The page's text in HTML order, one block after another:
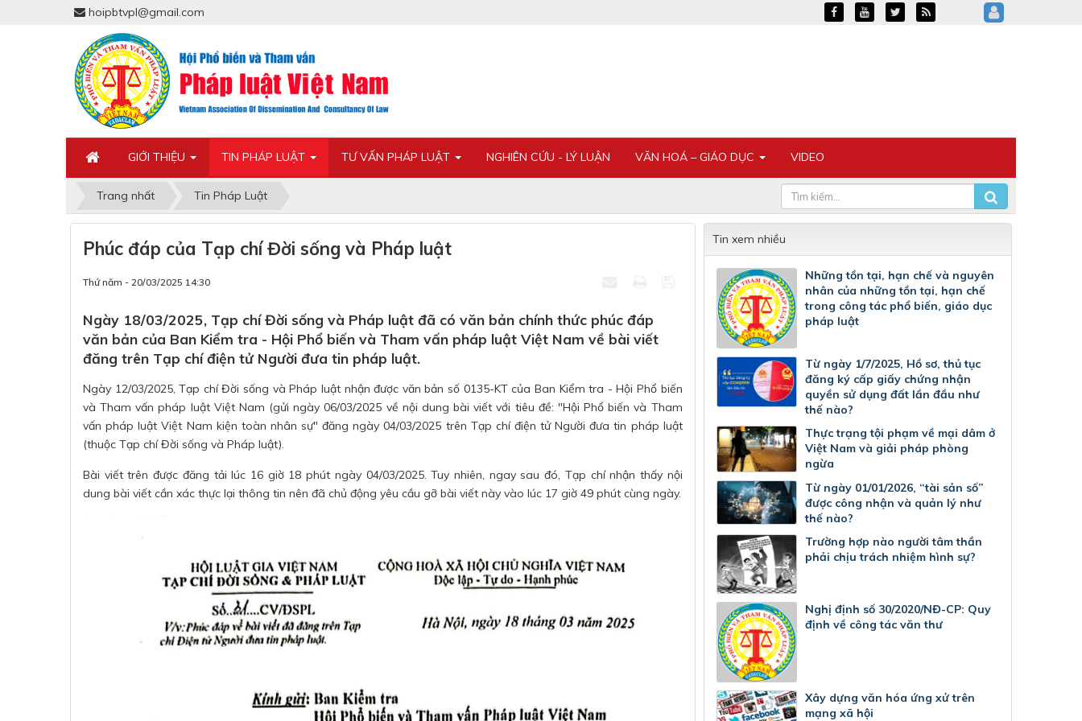
GIỚI THIỆU TIN PHÁP LUẬT TƯ VẤN PHÁP LUẬT NGHIÊN CỨU - LÝ LUẬN VĂN HOÁ – GIÁO DỤC VIDEO
hoipbtvpl@gmail.com
Trang nhất Tin Pháp Luật
Phúc đáp của Tạp chí Đời sống và Pháp luật
Thứ năm - 20/03/2025 14:30
Ngày 18/03/2025, Tạp chí Đời sống và Pháp luật đã có văn bản chính thức phúc đáp
văn bản của Ban Kiểm tra - Hội Phổ biến và Tham vấn pháp luật Việt Nam về bài viết
đăng trên Tạp chí điện tử Người đưa tin pháp luật.
Ngày 12/03/2025, Tạp chí Đời sống và Pháp luật nhận được văn bản số 0135-KT của Ban Kiểm tra - Hội Phổ biến
và Tham vấn pháp luật Việt Nam (gửi ngày 06/03/2025 về nội dung bài viết với tiêu đề: "Hội Phổ biến và Tham
vấn pháp luật Việt Nam kiện toàn nhân sự" đăng ngày 04/03/2025 trên Tạp chí điện tử Người đưa tin pháp luật
(thuộc Tạp chí Đời sống và Pháp luật).
Bài viết trên được đăng tải lúc 16 giờ 18 phút ngày 04/03/2025. Tuy nhiên, ngay sau đó, Tạp chí nhận thấy nội
dung bài viết cần xác thực lại thông tin nên đã chủ động yêu cầu gỡ bài viết này vào lúc 17 giờ 49 phút cùng ngày.
Tin xem nhiều
Những tồn tại, hạn chế và nguyên
nhân của những tồn tại, hạn chế
trong công tác phổ biến, giáo dục
pháp luật
Từ ngày 1/7/2025, Hồ sơ, thủ tục
đăng ký cấp giấy chứng nhận
quyền sử dụng đất lần đầu như
thế nào?
Thực trạng tội phạm về mại dâm ở
Việt Nam và giải pháp phòng
ngừa
Từ ngày 01/01/2026, “tài sản số”
được công nhận và quản lý như
thế nào?
Trường hợp nào người tâm thần
phải chịu trách nhiệm hình sự?
Nghị định số 30/2020/NĐ-CP: Quy
định về công tác văn thư
Xây dựng văn hóa ứng xử trên
mạng xã hội